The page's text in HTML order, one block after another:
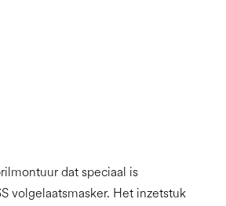
dat speciaal is
volgelaatsmasker. Het inzetstuk